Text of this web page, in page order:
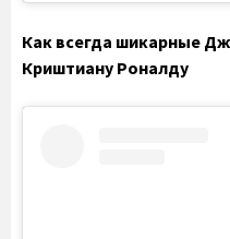
Как всегда шикарные
Криштиану Роналду